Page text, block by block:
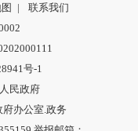
|
联系我们
号-1
民政府
办公室.政务